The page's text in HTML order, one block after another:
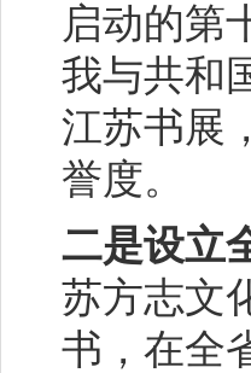
启动的第
我与共和
江苏书展
誉度。
二是设立
苏方志文
书，在全